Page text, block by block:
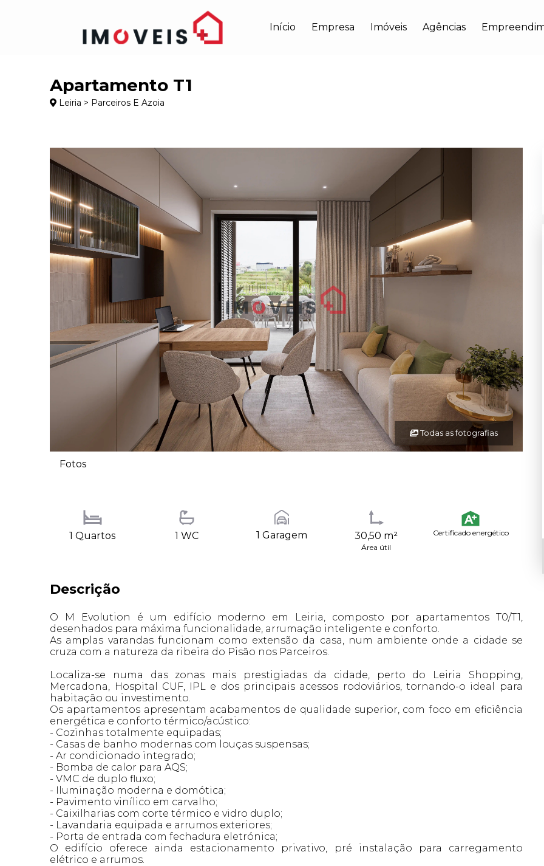
Início Empresa Imóveis Agências
Apartamento T1
Leiria > Parceiros E Azoia
Todas as fotografias
Fotos
1 Quartos 1 WC 1 Garagem 30,50 m²
Área útil
Certificado energético
Descrição
O M Evolution é um edifício moderno em Leiria, composto por apartamentos T0/T1,
desenhados para máxima funcionalidade, arrumação inteligente e conforto.
As amplas varandas funcionam como extensão da casa, num ambiente onde a cidade se
cruza com a natureza da ribeira do Pisão nos Parceiros.
Localiza-se numa das zonas mais prestigiadas da cidade, perto do Leiria Shopping,
Mercadona, Hospital CUF, IPL e dos principais acessos rodoviários, tornando-o ideal para
habitação ou investimento.
Os apartamentos apresentam acabamentos de qualidade superior, com foco em eficiência
energética e conforto térmico/acústico:
- Cozinhas totalmente equipadas;
- Casas de banho modernas com louças suspensas;
- Ar condicionado integrado;
- Bomba de calor para AQS;
- VMC de duplo fluxo;
- Iluminação moderna e domótica;
- Pavimento vinílico em carvalho;
- Caixilharias com corte térmico e vidro duplo;
- Lavandaria equipada e arrumos exteriores;
- Porta de entrada com fechadura eletrónica;
O edifício oferece ainda estacionamento privativo, pré instalação para carregamento
elétrico e arrumos.